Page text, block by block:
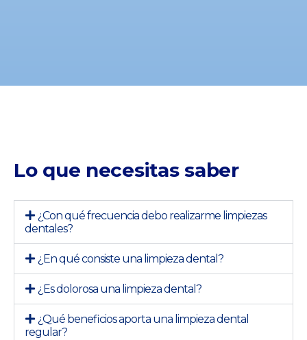
Lo que necesitas saber
¿Con qué frecuencia debo realizarme limpiezas
dentales?
¿En qué consiste una limpieza dental?
¿Es dolorosa una limpieza dental?
¿Qué beneficios aporta una limpieza dental
regular?